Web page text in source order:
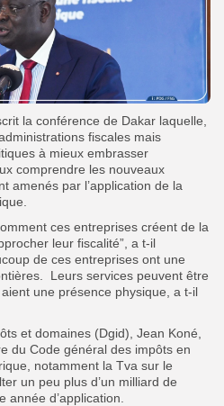
la conférence de Dakar laquelle,
fiscales mais
à mieux embrasser
comprendre les nouveaux
amenés par l’application de la
ces entreprises créent de la
leur fiscalité”, a t-il
de ces entreprises ont une
Leurs services peuvent être
une présence physique, a t-il
et domaines (Dgid), Jean Koné,
du Code général des impôts en
notamment la Tva sur le
un peu plus d’un milliard de
année d’application.